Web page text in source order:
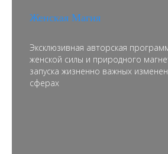
Женская Магия
Эксклюзивная авторская
женской силы и природного
запуска жизненно важных
сферах